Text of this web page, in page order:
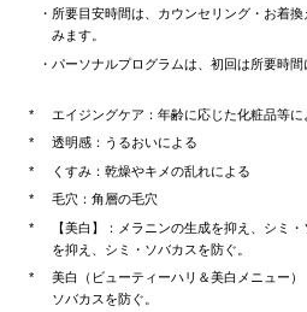
所要目安時間は、カウンセリング・お着
みます。
パーソナルプログラムは、初回は所要時間
エイジングケア：年齢に応じた化粧品等に
透明感：うるおいによる
くすみ：乾燥やキメの乱れによる
毛穴：角層の毛穴
【美白】：メラニンの生成を抑え、シミ
を抑え、シミ・ソバカスを防ぐ。
美白（ビューティーハリ＆美白メニュー
ソバカスを防ぐ。